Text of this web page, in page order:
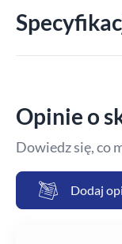
Opinie o
Dowiedz się, co
Dodaj